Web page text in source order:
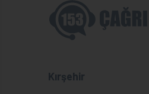
Kırşehir